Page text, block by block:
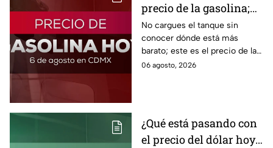
precio de la gasolina;
así quedó HOY
No cargues el tanque sin
conocer dónde está más
barato; este es el precio de la
gasolina para hoy jueves 6 de
06 agosto, 2026
¿Qué está pasando con
el precio del dólar hoy